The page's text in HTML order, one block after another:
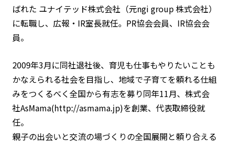
ばれた ユナイテッド株式会社（元ngi group 株式会社）
に転職し、広報・IR室長就任。PR協会会員、IR協会会
員。
2009年3月に同社退社後、育児も仕事もやりたいことも
かなえられる社会を目指し、地域で子育てを頼れる仕組
みをつくるべく全国から有志を募り同年11月、株式会
社AsMama(http://asmama.jp)を創業、代表取締役就
任。
親子の出会いと交流の場づくりの全国展開と頼り合える